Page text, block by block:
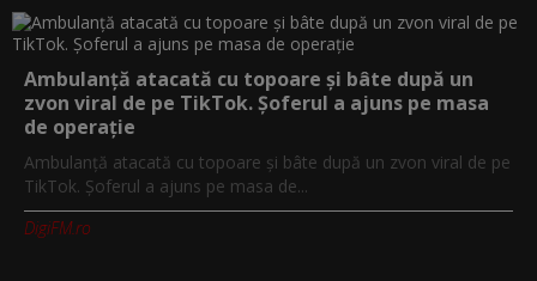
Ambulanță atacată cu topoare și bâte după un
zvon viral de pe TikTok. Șoferul a ajuns pe masa
de operație
Ambulanță atacată cu topoare și bâte după un zvon viral de pe
TikTok. Șoferul a ajuns pe masa de...
DigiFM.ro